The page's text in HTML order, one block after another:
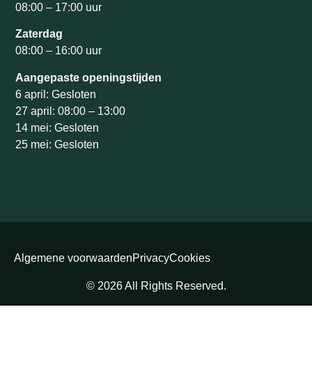
08:00 – 17:00 uur
Zaterdag
08:00 – 16:00 uur
Aangepaste openingstijden
6 april: Gesloten
27 april: 08:00 – 13:00
14 mei: Gesloten
25 mei: Gesloten
Algemene voorwaardenPrivacyCookies
© 2026 All Rights Reserved.